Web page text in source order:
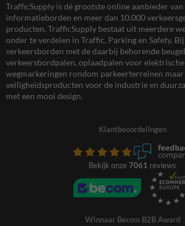
TrafficSupply is dé grootste online aanbieder van
informatieborden en meer dan 10.000
producten. TrafficSupply bestaat uit meerdere
onder te verdelen in Traffic, Parking en Safety.
verkeersborden met de daarbij behorende
verkeersbordpalen, oplaadpalen voor elektrische
wegmarkeringen rondom parkeerterreinen
veiligheidsproducten voor de industrie en
met een mooi design.
Klantbeoordelingen
Bekijk onze 7061 reviews
Winnaar Becom B2B Award